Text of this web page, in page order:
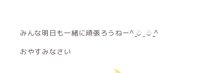
みんな明日も一緒に頑張ろうねー^ ̳ට ̫ ට ̳^
おやすみなさい